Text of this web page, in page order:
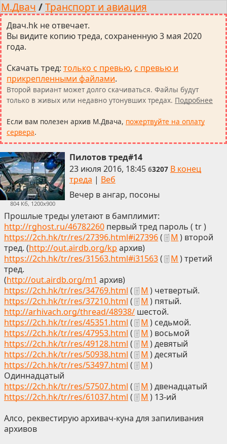
М.Двач /Транспорт и авиация
Двач.hk не отвечает.
Вы видите копию треда, сохраненную 3 мая 2020
года.
Скачать тред: только с превью, с превью и
прикрепленными файлами.
Второй вариант может долго скачиваться. Файлы будут
только в живых или недавно утонувших тредах. Подробнее
Если вам полезен архив М.Двача, пожертвуйте на оплату
сервера.
804 Кб, 1200x900
Пилотов тред#14
23 июля 2016, 18:45 63207 В конец
треда | Веб
Вечер в ангар, посоны
Прошлые треды улетают в бамплимит:
http://rghost.ru/46782260 первый тред пароль ( tr )
https://2ch.hk/tr/res/27396.html#i27396( М ) второй
тред. (http://out.airdb.org/kp архив)
https://2ch.hk/tr/res/31563.html#i31563( М ) третий
тред.
(http://out.airdb.org/m1 архив)
https://2ch.hk/tr/res/34769.html ( М ) четвертый.
https://2ch.hk/tr/res/37210.html ( М ) пятый.
http://arhivach.org/thread/48938/ шестой.
https://2ch.hk/tr/res/45351.html ( М ) седьмой.
https://2ch.hk/tr/res/47953.html ( М ) восьмой
https://2ch.hk/tr/res/49128.html ( М ) девятый
https://2ch.hk/tr/res/50938.html ( М ) десятый
https://2ch.hk/tr/res/53497.html ( М )
Одиннадцатый
https://2ch.hk/tr/res/57507.html ( М ) двенадцатый
https://2ch.hk/tr/res/61037.html ( М ) 13-ий
Алсо, реквестирую архивач-куна для запиливания
архивов